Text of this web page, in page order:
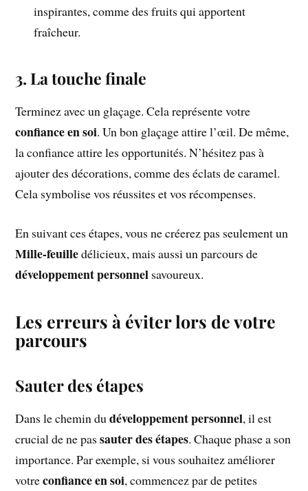
inspirantes, comme des fruits qui apportent
fraîcheur.
3. La touche finale
Terminez avec un glaçage. Cela représente votre
confiance en soi. Un bon glaçage attire l’œil. De même,
la confiance attire les opportunités. N’hésitez pas à
ajouter des décorations, comme des éclats de caramel.
Cela symbolise vos réussites et vos récompenses.
En suivant ces étapes, vous ne créerez pas seulement un
Mille-feuilledélicieux, mais aussi un parcours de
développement personnel savoureux.
Les erreurs à éviter lors de votre
parcours
Sauter des étapes
Dans le chemin dudéveloppement personnel, il est
crucial de ne passauter des étapes. Chaque phase a son
importance. Par exemple, si vous souhaitez améliorer
votreconfiance en soi, commencez par de petites